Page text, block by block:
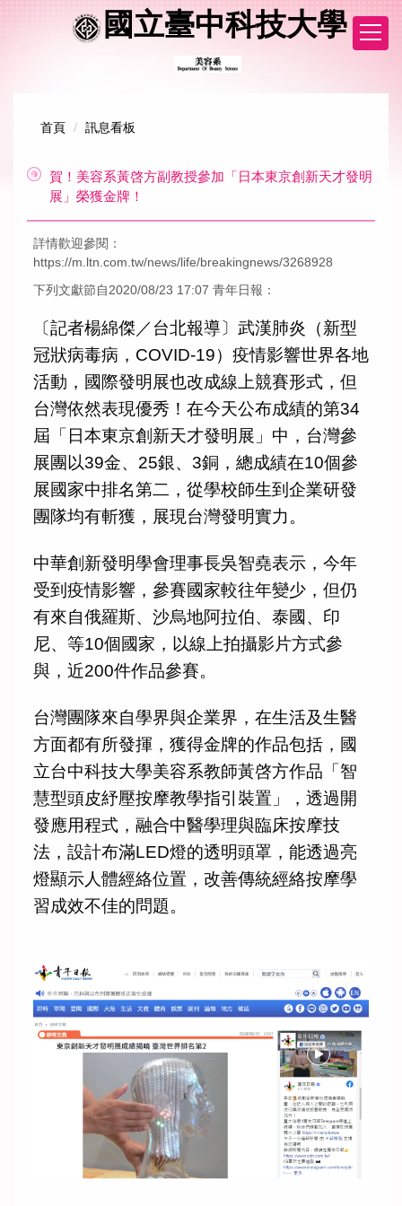
國立臺中科技大學
首頁 訊息看板
賀！美容系黃啓方副教授參加「日本東京創新天才發明
展」榮獲金牌！
詳情歡迎參閱：
https://m.ltn.com.tw/news/life/breakingnews/3268928
下列文獻節自2020/08/23 17:07 青年日報：
〔記者楊綿傑／台北報導〕武漢肺炎（新型
冠狀病毒病，COVID-19）疫情影響世界各地
活動，國際發明展也改成線上競賽形式，但
台灣依然表現優秀！在今天公布成績的第34
屆「日本東京創新天才發明展」中，台灣參
展團以39金、25銀、3銅，總成績在10個參
展國家中排名第二，從學校師生到企業研發
團隊均有斬獲，展現台灣發明實力。
中華創新發明學會理事長吳智堯表示，今年
受到疫情影響，參賽國家較往年變少，但仍
有來自俄羅斯、沙烏地阿拉伯、泰國、印
尼、等10個國家，以線上拍攝影片方式參
與，近200件作品參賽。
台灣團隊來自學界與企業界，在生活及生醫
方面都有所發揮，獲得金牌的作品包括，國
立台中科技大學美容系教師黃啓方作品「智
慧型頭皮紓壓按摩教學指引裝置」，透過開
發應用程式，融合中醫學理與臨床按摩技
法，設計布滿LED燈的透明頭罩，能透過亮
燈顯示人體經絡位置，改善傳統經絡按摩學
習成效不佳的問題。